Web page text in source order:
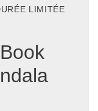
LIMITÉE